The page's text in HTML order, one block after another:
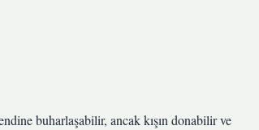
buharlaşabilir, ancak kışın donabilir ve